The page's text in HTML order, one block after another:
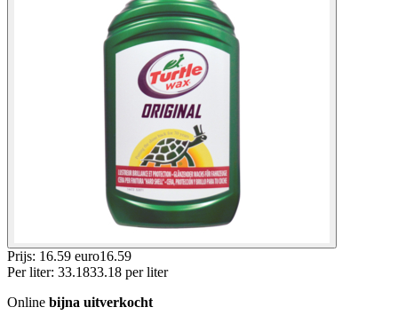
Prijs: 16.59 euro16.59
Per liter: 33.1833.18 per liter
Online bijna uitverkocht